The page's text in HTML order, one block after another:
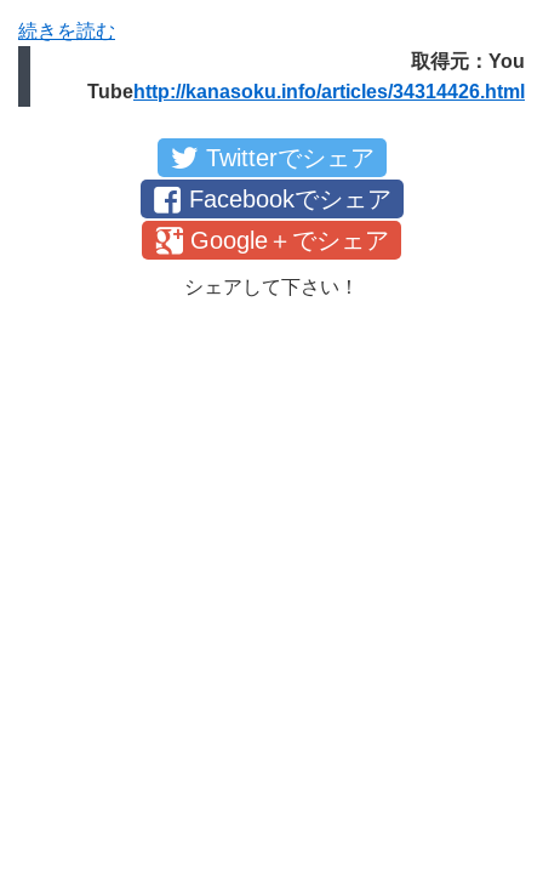
続きを読む
取得元：You
Tubehttp://kanasoku.info/articles/34314426.html
Twitterでシェア
Facebookでシェア
Google＋でシェア
シェアして下さい！